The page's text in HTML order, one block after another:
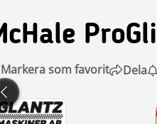
Markera som favorit Dela